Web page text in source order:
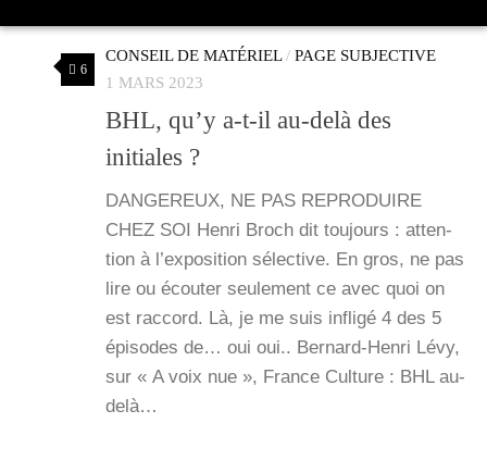
6
CONSEIL DE MATÉRIEL/ PAGE SUBJECTIVE
1 MARS 2023
BHL, qu’y a‑t-il au-delà des
initiales ?
DANGEREUX, NE PAS REPRODUIRE
CHEZ SOI Hen­ri Broch dit tou­jours : atten­
tion à l’ex­po­si­tion sélec­tive. En gros, ne pas
lire ou écou­ter seule­ment ce avec quoi on
est rac­cord. Là, je me suis infli­gé 4 des 5
épi­sodes de… oui oui.. Ber­­nard-Hen­­ri Lévy,
sur « A voix nue », France Culture : BHL au-
delà…